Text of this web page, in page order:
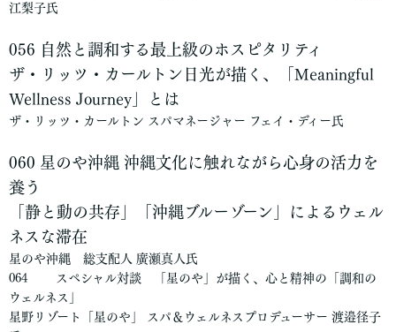
江梨子氏
056 自然と調和する最上級のホスピタリティ
ザ・リッツ・カールトン日光が描く、「Meaningful
Wellness Journey」とは
ザ・リッツ・カールトン スパマネージャー フェイ・ディー氏
060 星のや沖縄 沖縄文化に触れながら心身の活力を
養う
「静と動の共存」「沖縄ブルーゾーン」によるウェル
ネスな滞在
星のや沖縄 総支配人 廣瀬真人氏
064 スペシャル対談 「星のや」が描く、心と精神の「調和の
ウェルネス」
星野リゾート「星のや」 スパ＆ウェルネスプロデューサー 渡邉径子